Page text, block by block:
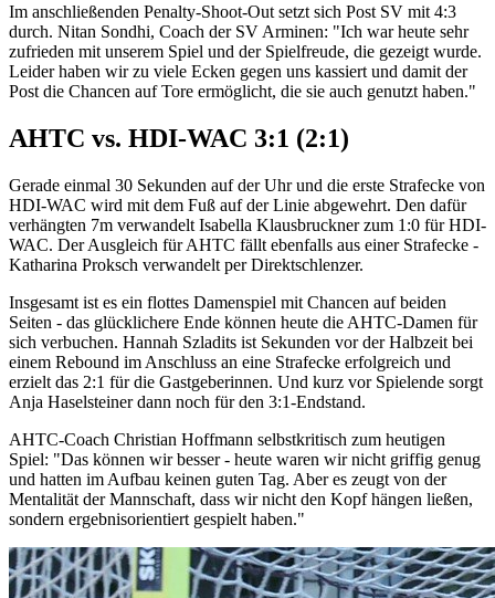
Im anschließenden Penalty-Shoot-Out setzt sich Post SV mit 4:3
durch. Nitan Sondhi, Coach der SV Arminen: "Ich war heute sehr
zufrieden mit unserem Spiel und der Spielfreude, die gezeigt wurde.
Leider haben wir zu viele Ecken gegen uns kassiert und damit der
Post die Chancen auf Tore ermöglicht, die sie auch genutzt haben."
AHTC vs. HDI-WAC 3:1 (2:1)
Gerade einmal 30 Sekunden auf der Uhr und die erste Strafecke von
HDI-WAC wird mit dem Fuß auf der Linie abgewehrt. Den dafür
verhängten 7m verwandelt Isabella Klausbruckner zum 1:0 für HDI-
WAC. Der Ausgleich für AHTC fällt ebenfalls aus einer Strafecke -
Katharina Proksch verwandelt per Direktschlenzer.
Insgesamt ist es ein flottes Damenspiel mit Chancen auf beiden
Seiten - das glücklichere Ende können heute die AHTC-Damen für
sich verbuchen. Hannah Szladits ist Sekunden vor der Halbzeit bei
einem Rebound im Anschluss an eine Strafecke erfolgreich und
erzielt das 2:1 für die Gastgeberinnen. Und kurz vor Spielende sorgt
Anja Haselsteiner dann noch für den 3:1-Endstand.
AHTC-Coach Christian Hoffmann selbstkritisch zum heutigen
Spiel: "Das können wir besser - heute waren wir nicht griffig genug
und hatten im Aufbau keinen guten Tag. Aber es zeugt von der
Mentalität der Mannschaft, dass wir nicht den Kopf hängen ließen,
sondern ergebnisorientiert gespielt haben."